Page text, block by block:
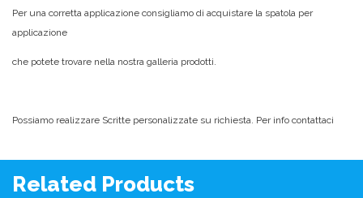
Per una corretta applicazione consigliamo di acquistare la spatola per
applicazione
che potete trovare nella nostra galleria prodotti.
Possiamo realizzare Scritte personalizzate su richiesta. Per info contattaci
Related Products